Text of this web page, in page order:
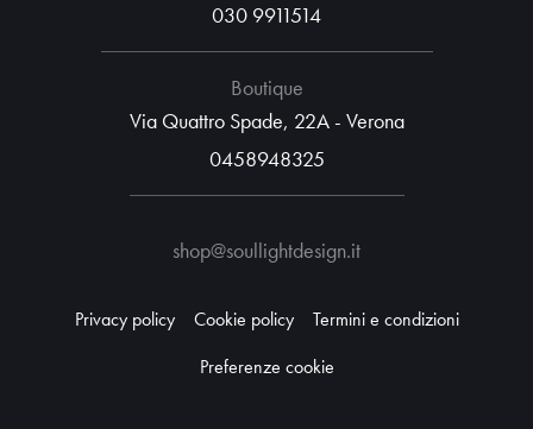
030 9911514
Boutique
Via Quattro Spade, 22A - Verona
0458948325
shop@soullightdesign.it
Privacy policy Cookie policy
Termini e condizioni
Preferenze cookie